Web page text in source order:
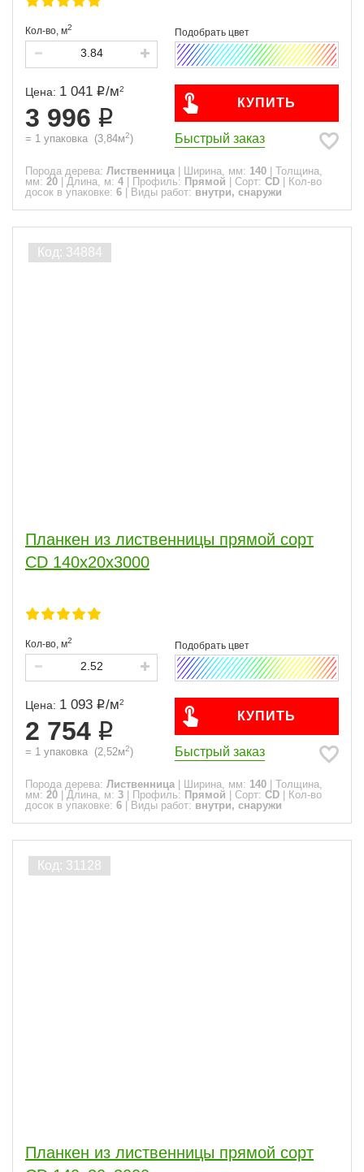
Кол-во, м2
Цена: 1 041 /м2
3 996
= 1 упаковка (3,84м2)
КУПИТЬ
Быстрый заказ
Порода дерева: Лиственница Ширина, мм: 140
Толщина,
мм: 20 Длина, м: 4 Профиль: Прямой Сорт: CD
Кол-во
досок в упаковке: 6 Виды работ: внутри, снаружи
Планкен из лиственницы прямой сорт
CD 140x20x3000
Кол-во, м2
Цена: 1 093 /м2
2 754
= 1 упаковка (2,52м2)
КУПИТЬ
Быстрый заказ
Порода дерева: Лиственница Ширина, мм: 140
Толщина,
мм: 20 Длина, м: 3 Профиль: Прямой Сорт: CD
Кол-во
досок в упаковке: 6 Виды работ: внутри, снаружи
Планкен из лиственницы прямой сорт